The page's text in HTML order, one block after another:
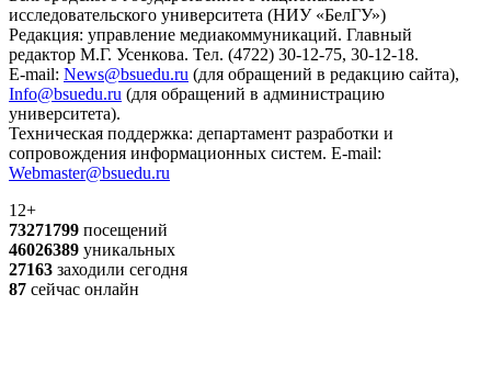
исследовательского университета (НИУ «БелГУ»)
Редакция: управление медиакоммуникаций. Главный
редактор М.Г. Усенкова. Тел. (4722) 30-12-75, 30-12-18.
E-mail: News@bsuedu.ru (для обращений в редакцию сайта),
Info@bsuedu.ru (для обращений в администрацию
университета).
Техническая поддержка: департамент разработки и
сопровождения информационных систем. E-mail:
Webmaster@bsuedu.ru
12+
73271799 посещений
46026389 уникальных
27163 заходили сегодня
87 сейчас онлайн